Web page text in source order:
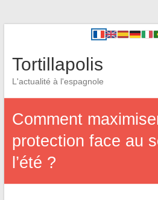
Tortillapolis
L'actualité à l'espagnole
Comment
protection face au
l’été ?